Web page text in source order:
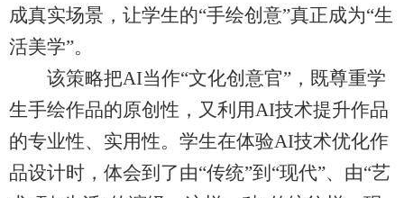
成真实场景，让学生的“手绘创意”真正成为“生
活美学”。
该策略把AI当作“文化创意官”，既尊重学
生手绘作品的原创性，又利用AI技术提升作品
的专业性、实用性。学生在体验AI技术优化作
品设计时，体会到了由“传统”到“现代”、由“艺